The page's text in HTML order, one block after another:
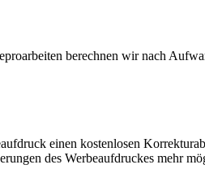
berechnen wir nach
einen kostenlosen
des Werbeaufdruckes mehr